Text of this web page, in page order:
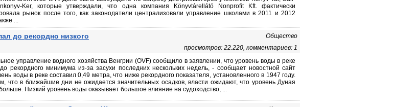
Ker, которые утверждали, что одна компания Könyvtárellátó Nonprofit Kft. фактически
рынок после того, как законодатели централизовали управление школами в 2011 и 2012
...
до рекордно низкого
Общество
просмотров: 22.220, комментариев: 1
управление водного хозяйства Венгрии (OVF) сообщило в заявлении, что уровень воды в реке
рекордного минимума из-за засухи последних нескольких недель, - сообщает новостной сайт
воды в реке составил 0,49 метра, что ниже рекордного показателя, установленного в 1947 году.
что в ближайшие дни не ожидается значительных осадков, власти ожидают, что уровень Дуная
Низкий уровень воды оказывает большое влияние на судоходство, ...